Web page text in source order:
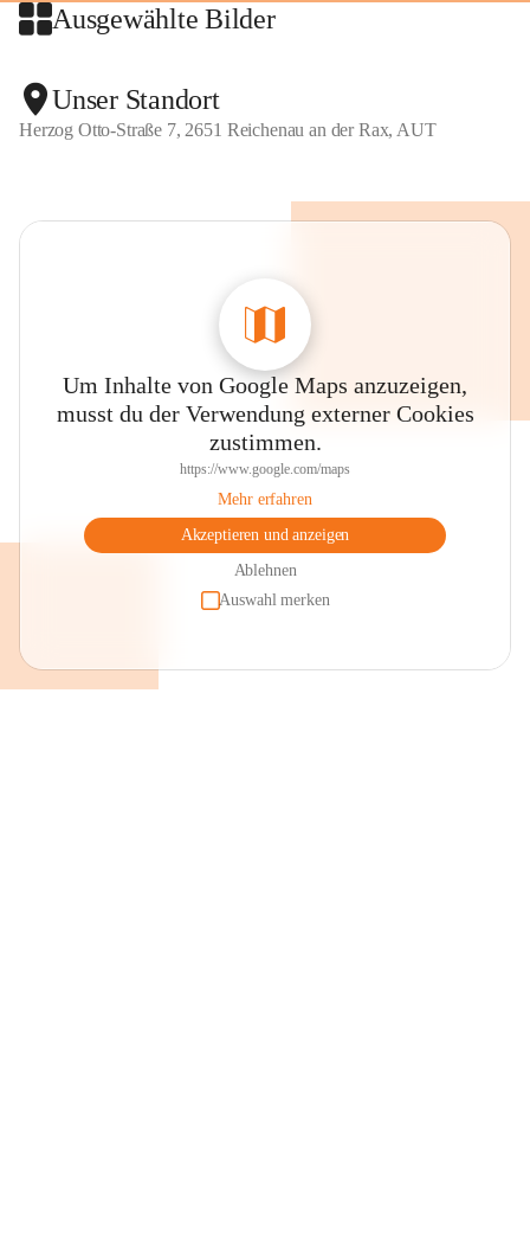
Ausgewählte Bilder
Unser Standort
Herzog Otto-Straße 7, 2651 Reichenau an der Rax, AUT
Um Inhalte von Google Maps anzuzeigen,
musst du der Verwendung externer Cookies
zustimmen.
https://www.google.com/maps
Mehr erfahren
Akzeptieren und anzeigen
Ablehnen
Auswahl merken